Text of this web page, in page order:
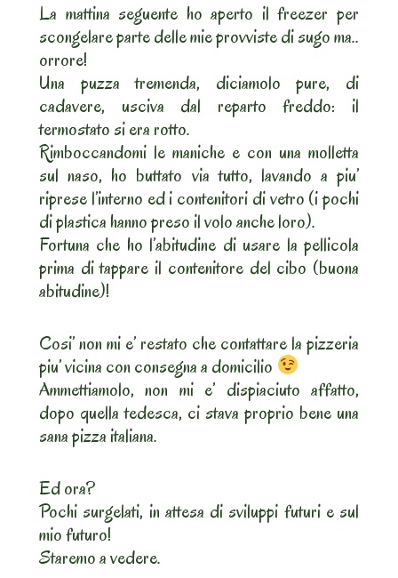
La mattina seguente ho aperto il freezer per
scongelare parte delle mie provviste di sugo ma..
orrore!
Una puzza tremenda, diciamolo pure, di
cadavere, usciva dal reparto freddo: il
termostato si era rotto.
Rimboccandomi le maniche e con una molletta
sul naso, ho buttato via tutto, lavando a piu’
riprese l’interno ed i contenitori di vetro (i pochi
di plastica hanno preso il volo anche loro).
Fortuna che ho l’abitudine di usare la pellicola
prima di tappare il contenitore del cibo (buona
abitudine)!
Cosi’ non mi e’ restato che contattare la pizzeria
piu’ vicina con consegna a domicilio
Ammettiamolo, non mi e’ dispiaciuto affatto,
dopo quella tedesca, ci stava proprio bene una
sana pizza italiana.
Ed ora?
Pochi surgelati, in attesa di sviluppi futuri e sul
mio futuro!
Staremo a vedere.